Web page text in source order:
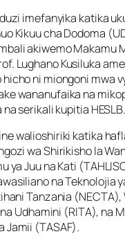
imefanyika katika
Kikuu cha Dodoma
akiwemo Makamu
Lughano Kusiluka
ni miongoni mwa
wananufaika na
serikali kupitia HESLB.
walioshiriki katika
wa Shirikisho la
ya Juu na Kati
na Teknolojia
Tanzania (NECTA),
Udhamini (RITA), na
Jamii (TASAF).